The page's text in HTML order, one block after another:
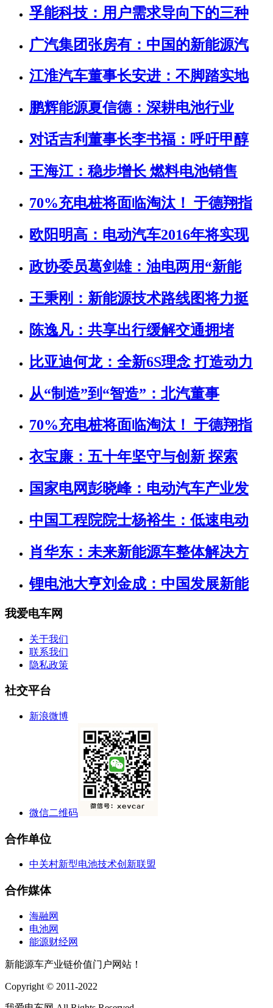
孚能科技：用户需求导向下的三种
广汽集团张房有：中国的新能源汽
江淮汽车董事长安进：不脚踏实地
鹏辉能源夏信德：深耕电池行业
对话吉利董事长李书福：呼吁甲醇
王海江：稳步增长 燃料电池销售
70%充电桩将面临淘汰！ 于德翔指
欧阳明高：电动汽车2016年将实现
政协委员葛剑雄：油电两用“新能
王秉刚：新能源技术路线图将力挺
陈逸凡：共享出行缓解交通拥堵
比亚迪何龙：全新6S理念 打造动力
从“制造”到“智造”：北汽董事
70%充电桩将面临淘汰！ 于德翔指
衣宝廉：五十年坚守与创新 探索
国家电网彭晓峰：电动汽车产业发
中国工程院院士杨裕生：低速电动
肖华东：未来新能源车整体解决方
锂电池大亨刘金成：中国发展新能
我爱电车网
关于我们
联系我们
隐私政策
社交平台
新浪微博
微信二维码
合作单位
中关村新型电池技术创新联盟
合作媒体
海融网
电池网
能源财经网
新能源车产业链价值门户网站！
Copyright © 2011-2022